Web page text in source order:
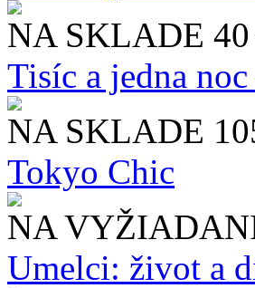
NA SKLADE
Tisíc a jedna
NA SKLADE
Tokyo Chic
NA
Umelci: život a